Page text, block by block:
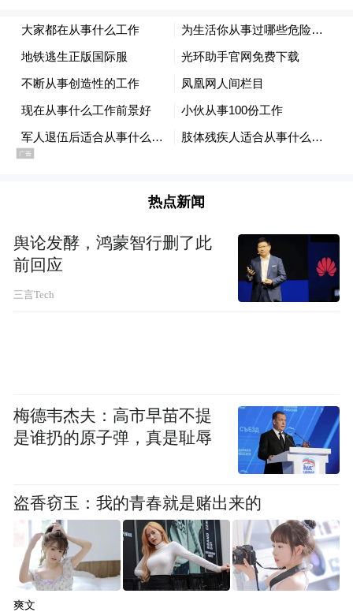
开手机应用，与查勘员进行视频连线。查勘
员的处理方式和回答干脆利落，只需要通过
视频对车辆受损位置进行拍照取证即可，出
险的整个流程不到十分钟就结束了，老陈也
可以正常去上班，而不必费时等待。
和诚恳地为车主说话，向李阿姨解释车主造
成事故的可能原因。当李阿姨担心报警处理
太慢时，小吴依然坚持引导当事人尽快报警
以便取得事故证明，这样才能够在后续的治
疗、修车过程中顺利办理理赔，保障双方权
益。
热点新闻
舆论发酵，鸿蒙智行删了此
前回应
三言Tech
梅德韦杰夫：高市早苗不提
是谁扔的原子弹，真是耻辱
盗香窃玉：我的青春就是赌出来的
爽文